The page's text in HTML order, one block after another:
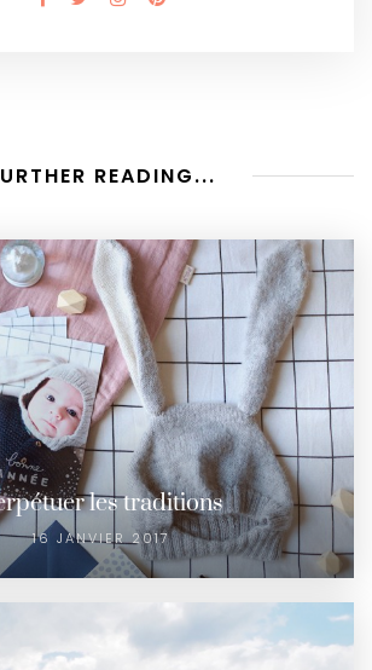
READING...
les traditions
16 JANVIER 2017